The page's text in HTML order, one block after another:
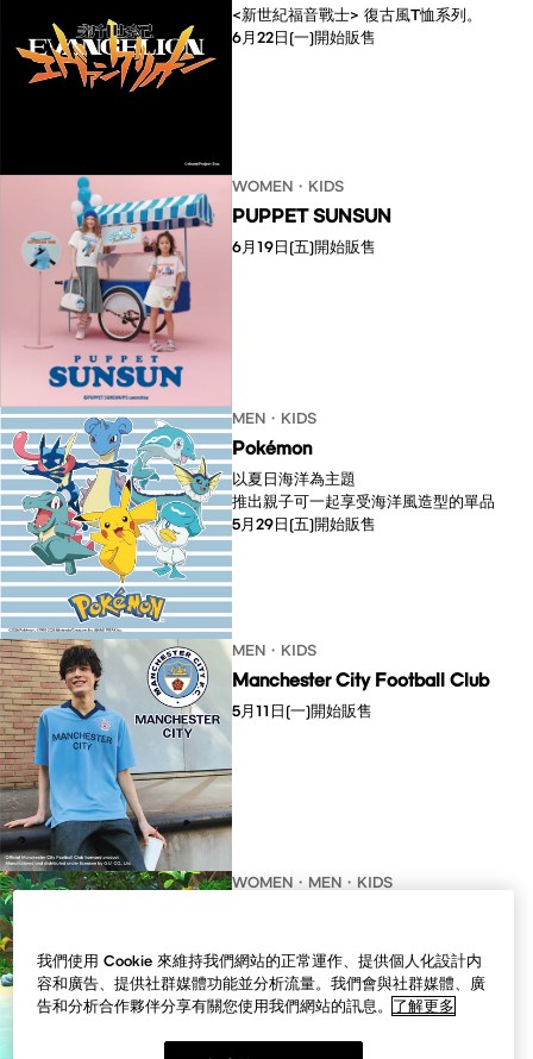
<新世紀福音戰士> 復古風T恤系列。​​
6月22日(一)開始販售 ​​​​​​​
WOMEN・KIDS
PUPPET SUNSUN
6月19日(五)開始販售 ​​​​​​​
MEN・KIDS
Pokémon
以夏日海洋為主題​
推出親子可一起享受海洋風造型的單品
​5月29日(五)開始販售​​​​​​​
MEN・KIDS
Manchester City Football Club
5月11日(一)開始販售​​​​​​​
WOMEN・MEN・KIDS
4月30日(四)開始販售​​
我們使用 Cookie 來維持我們網站的正常運作、提供個人化設計内
容和廣告、提供社群媒體功能並分析流量。我們會與社群媒體、廣
告和分析合作夥伴分享有關您使用我們網站的訊息。 了解更多